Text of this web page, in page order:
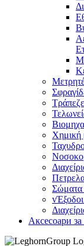
Χημική
Σώματα
Аксесоари